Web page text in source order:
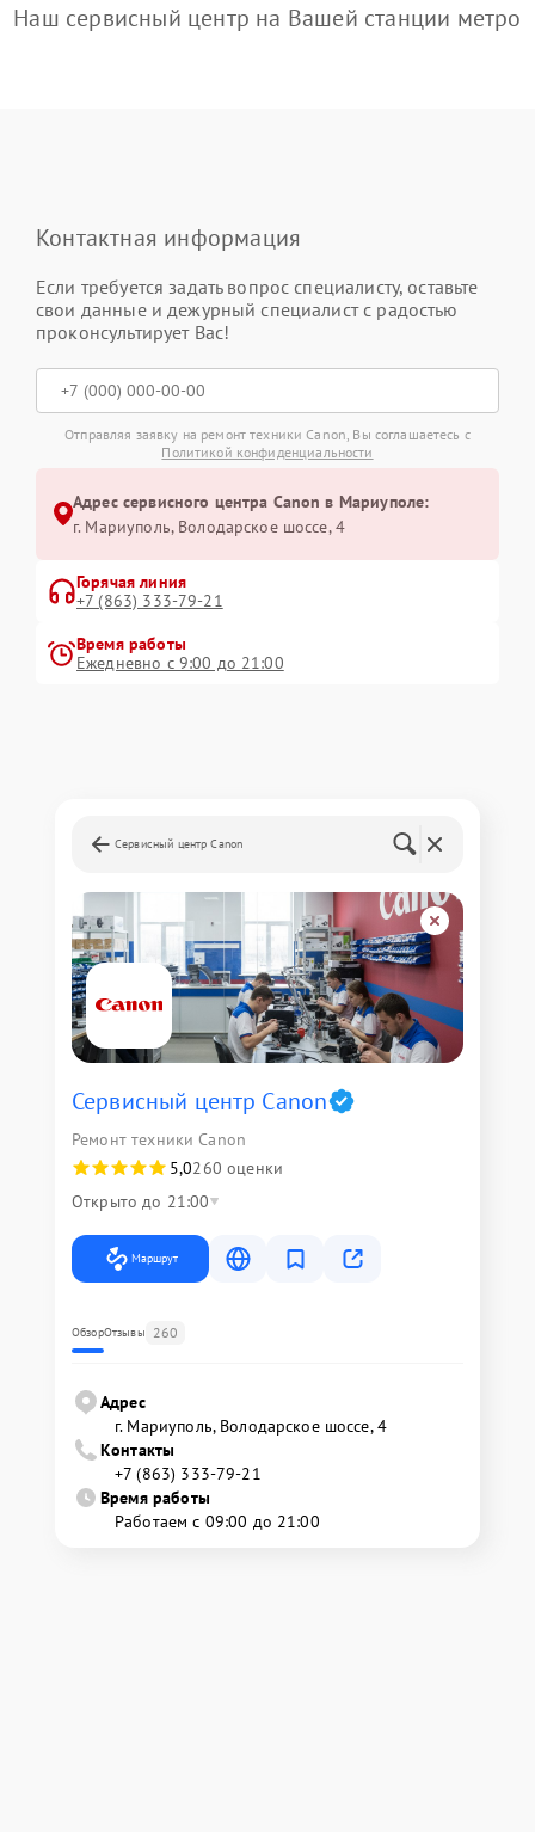
Наш сервисный центр на Вашей станции метро
Контактная информация
Если требуется задать вопрос специалисту, оставьте
свои данные и дежурный специалист с радостью
проконсультирует Вас!
Отправляя заявку на ремонт техники Canon, Вы соглашаетесь с
Политикой конфиденциальности
Адрес сервисного центра Canon в Мариуполе:
г. Мариуполь, Володарское шоссе, 4
Горячая линия
+7 (863) 333-79-21
Время работы
Ежедневно с 9:00 до 21:00
Сервисный центр Canon
Сервисный центр Canon
Ремонт техники Canon
5,0260 оценки
Открыто до 21:00
Маршрут
ОбзорОтзывы 260
Адрес
г. Мариуполь, Володарское шоссе, 4
Контакты
+7 (863) 333-79-21
Время работы
Работаем с 09:00 до 21:00